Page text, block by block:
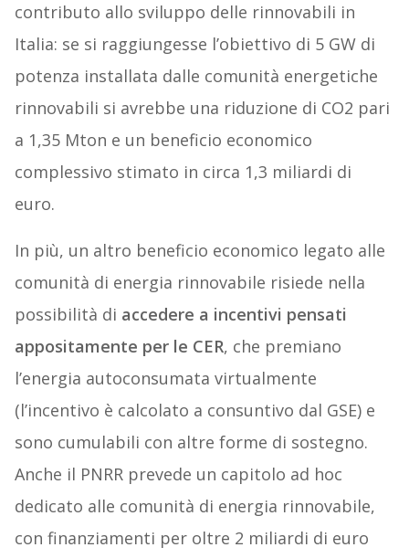
contributo allo sviluppo delle rinnovabili in
Italia: se si raggiungesse l’obiettivo di 5 GW di
potenza installata dalle comunità energetiche
rinnovabili si avrebbe una riduzione di CO2 pari
a 1,35 Mton e un beneficio economico
complessivo stimato in circa 1,3 miliardi di
euro.
In più, un altro beneficio economico legato alle
comunità di energia rinnovabile risiede nella
possibilità di accedere a incentivi pensati
appositamente per le CER, che premiano
l’energia autoconsumata virtualmente
(l’incentivo è calcolato a consuntivo dal GSE) e
sono cumulabili con altre forme di sostegno.
Anche il PNRR prevede un capitolo ad hoc
dedicato alle comunità di energia rinnovabile,
con finanziamenti per oltre 2 miliardi di euro